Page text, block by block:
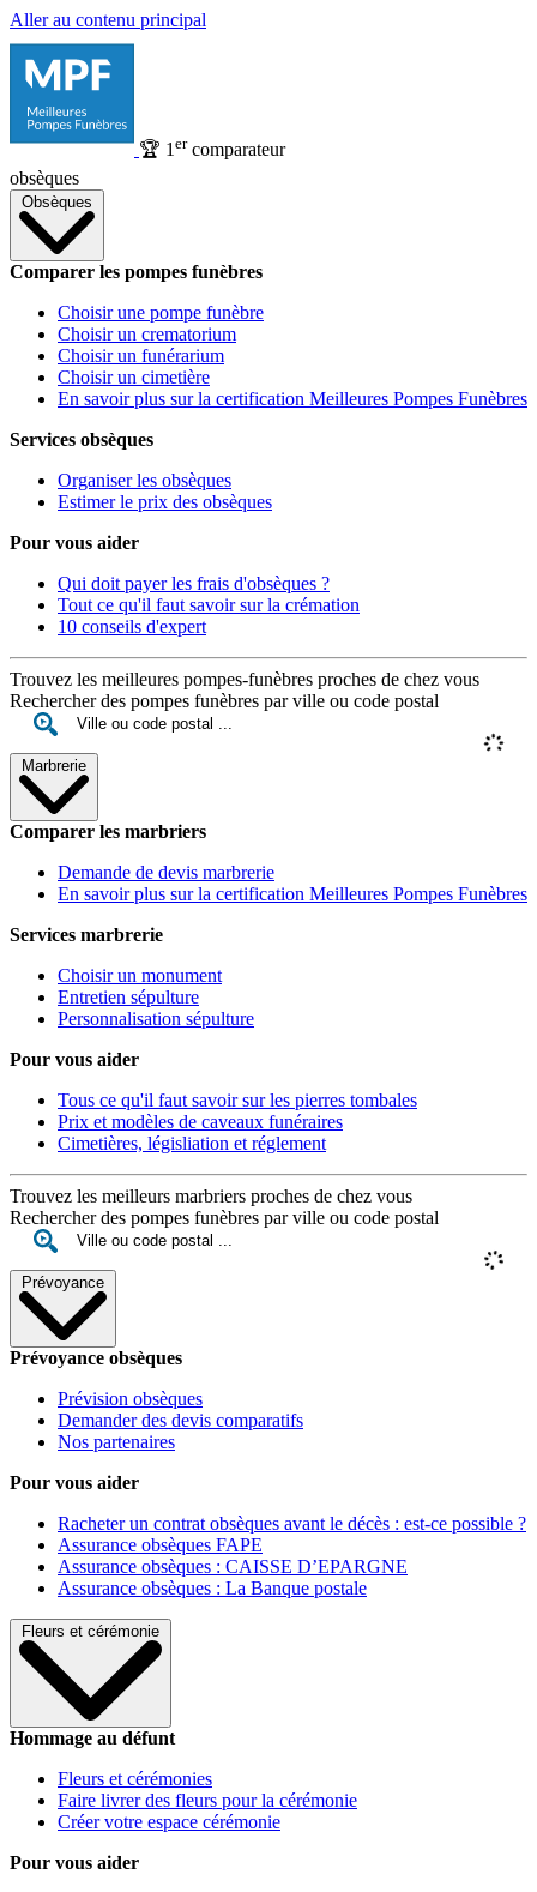
Aller au contenu principal
🏆 1 ercomparateur
obsèques
Obsèques
Comparer les pompes funèbres
Choisir une pompe funèbre
Choisir un crematorium
Choisir un funérarium
Choisir un cimetière
En savoir plus sur la certification Meilleures Pompes Funèbres
Services obsèques
Organiser les obsèques
Estimer le prix des obsèques
Pour vous aider
Qui doit payer les frais d'obsèques ?
Tout ce qu'il faut savoir sur la crémation
10 conseils d'expert
Trouvez les meilleures pompes-funèbres proches de chez vous
Rechercher des pompes funèbres par ville ou code postal
Marbrerie
Comparer les marbriers
Demande de devis marbrerie
En savoir plus sur la certification Meilleures Pompes Funèbres
Services marbrerie
Choisir un monument
Entretien sépulture
Personnalisation sépulture
Pour vous aider
Tous ce qu'il faut savoir sur les pierres tombales
Prix et modèles de caveaux funéraires
Cimetières, législiation et réglement
Trouvez les meilleurs marbriers proches de chez vous
Rechercher des pompes funèbres par ville ou code postal
Prévoyance
Prévoyance obsèques
Prévision obsèques
Demander des devis comparatifs
Nos partenaires
Pour vous aider
Racheter un contrat obsèques avant le décès : est-ce possible ?
Assurance obsèques FAPE
Assurance obsèques : CAISSE D’EPARGNE
Assurance obsèques : La Banque postale
Fleurs et cérémonie
Hommage au défunt
Fleurs et cérémonies
Faire livrer des fleurs pour la cérémonie
Créer votre espace cérémonie
Pour vous aider